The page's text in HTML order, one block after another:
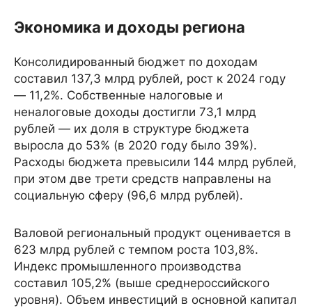
Экономика и доходы региона
Консолидированный бюджет по доходам
составил 137,3 млрд рублей, рост к 2024 году
— 11,2%. Собственные налоговые и
неналоговые доходы достигли 73,1 млрд
рублей — их доля в структуре бюджета
выросла до 53% (в 2020 году было 39%).
Расходы бюджета превысили 144 млрд рублей,
при этом две трети средств направлены на
социальную сферу (96,6 млрд рублей).
Валовой региональный продукт оценивается в
623 млрд рублей с темпом роста 103,8%.
Индекс промышленного производства
составил 105,2% (выше среднероссийского
уровня). Объем инвестиций в основной капитал